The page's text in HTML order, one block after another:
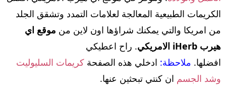
الكريمات الطبيعية المعالجة لعلامات التمدد وتشقق الجلد
من امريكا والتي يمكنك شراؤها اون لاين من موقع اي
هيرب iHerb الامريكي
. راح اعطيكي
افضلها. ملاحظة: ادخلي هذه الصفحة كريمات السليوليت
وشد الجسم ان كنتي تبحثين عنها.